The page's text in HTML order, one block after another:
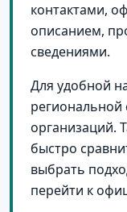
контактами,
описанием,
сведениями.
Для удобной
региональной
организаций.
быстро
выбрать
перейти к